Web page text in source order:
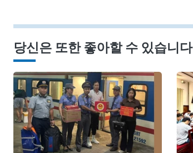
당신은 또한 좋아할 수 있습니다